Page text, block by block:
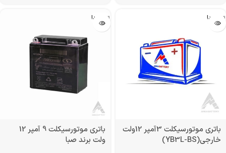
تمام شد!
باتری موتورسیکلت 3آمپر 12ولت
خارجی(YB3L-BS)
تمام شد!
باتری موتورسیکلت 9 آمپر 12
ولت برند صبا